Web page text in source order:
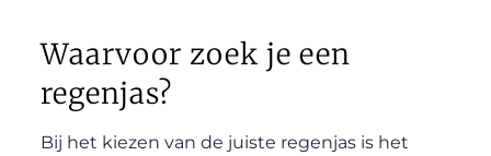
Waarvoor zoek je een
regenjas?
Bij het kiezen van de juiste regenjas is het